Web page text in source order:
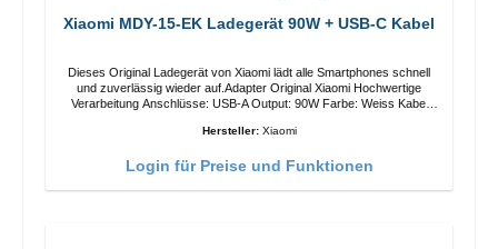
Xiaomi MDY-15-EK Ladegerät 90W + USB-C Kabel
Dieses Original Ladegerät von Xiaomi lädt alle Smartphones schnell
und zuverlässig wieder auf.Adapter Original Xiaomi Hochwertige
Verarbeitung Anschlüsse: USB-A Output: 90W Farbe: Weiss Kabel
Hersteller: Xiaomi
Login für Preise und Funktionen